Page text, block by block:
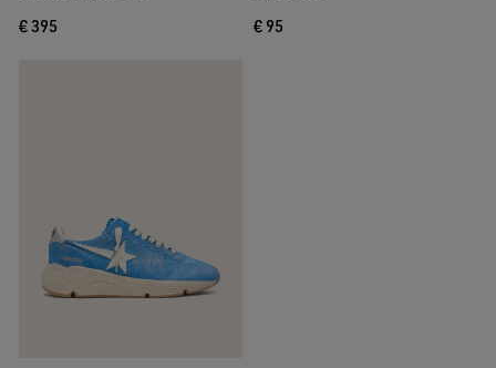
€ 395 € 95